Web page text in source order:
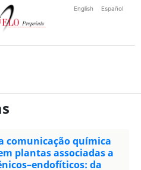
English Español
comunicação química
plantas associadas a
da